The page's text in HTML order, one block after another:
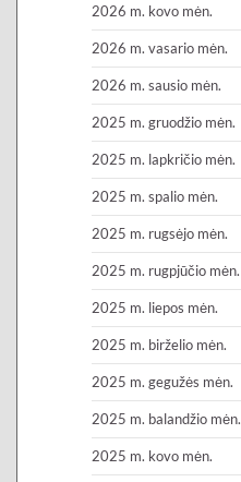
2026 m. kovo mėn.
2026 m. vasario mėn.
2026 m. sausio mėn.
2025 m. gruodžio mėn.
2025 m. lapkričio mėn.
2025 m. spalio mėn.
2025 m. rugsėjo mėn.
2025 m. rugpjūčio mėn.
2025 m. liepos mėn.
2025 m. birželio mėn.
2025 m. gegužės mėn.
2025 m. balandžio mėn.
2025 m. kovo mėn.